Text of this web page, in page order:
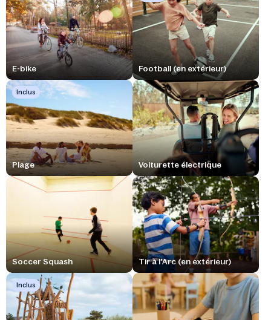
E-bike Football (en extérieur)
Inclus
Plage Voiturette électrique
Soccer Squash Tir à l'Arc (en extérieur)
Inclus